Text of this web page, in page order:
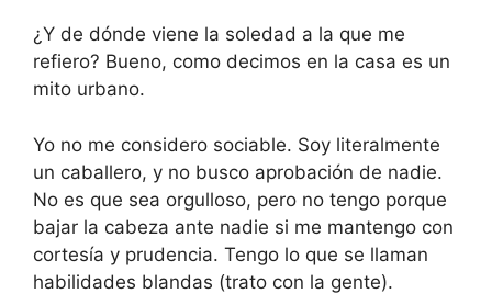
¿Y de dónde viene la soledad a la que me
refiero? Bueno, como decimos en la casa es un
mito urbano.
Yo no me considero sociable. Soy literalmente
un caballero, y no busco aprobación de nadie.
No es que sea orgulloso, pero no tengo porque
bajar la cabeza ante nadie si me mantengo con
cortesía y prudencia. Tengo lo que se llaman
habilidades blandas (trato con la gente).